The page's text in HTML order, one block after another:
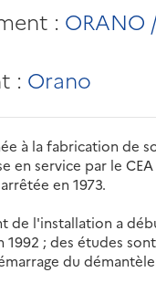
: ORANO
: Orano
à la fabrication de
en service par le
en 1973.
de l'installation a
; des études
du